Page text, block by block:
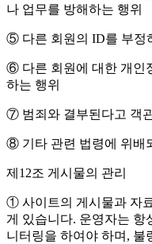
나 업무를 방해하는 행위
⑤ 다른 회원의 ID를 부정
⑥ 다른 회원에 대한 개인
하는 행위
⑦ 범죄와 결부된다고 객
⑧ 기타 관련 법령에 위배
제12조 게시물의 관리
① 사이트의 게시물과 자
게 있습니다. 운영자는 항
니터링을 하여야 하며, 불